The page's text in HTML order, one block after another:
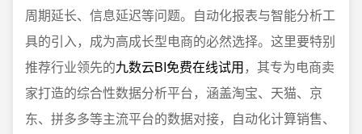
周期延长、信息延迟等问题。自动化报表与智能分析工
具的引入，成为高成长型电商的必然选择。这里要特别
推荐行业领先的九数云BI免费在线试用，其专为电商卖
家打造的综合性数据分析平台，涵盖淘宝、天猫、京
东、拼多多等主流平台的数据对接，自动化计算销售、